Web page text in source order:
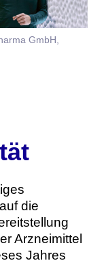
GmbH,
die
Arzneimittel
Jahres